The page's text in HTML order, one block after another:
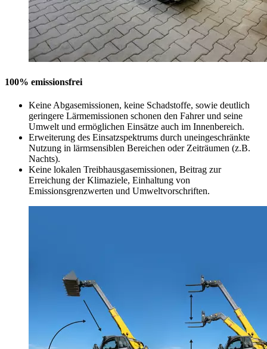
100% emissionsfrei
Keine Abgasemissionen, keine Schadstoffe, sowie deutlich
geringere Lärmemissionen schonen den Fahrer und seine
Umwelt und ermöglichen Einsätze auch im Innenbereich.
Erweiterung des Einsatzspektrums durch uneingeschränkte
Nutzung in lärmsensiblen Bereichen oder Zeiträumen (z.B.
Nachts).
Keine lokalen Treibhausgasemissionen, Beitrag zur
Erreichung der Klimaziele, Einhaltung von
Emissionsgrenzwerten und Umweltvorschriften.